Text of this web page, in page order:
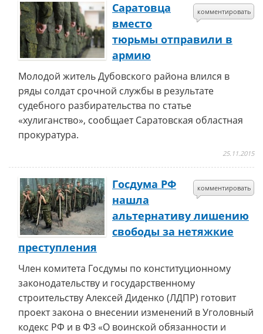
комментировать
Саратовца
вместо
тюрьмы отправили в
армию
Молодой житель Дубовского района влился в
ряды солдат срочной службы в результате
судебного разбирательства по статье
«хулиганство», сообщает Саратовская областная
прокуратура.
25.11.2015
комментировать
Госдума РФ
нашла
альтернативу лишению
свободы за нетяжкие
преступления
Член комитета Госдумы по конституционному
законодательству и государственному
строительству Алексей Диденко (ЛДПР) готовит
проект закона о внесении изменений в Уголовный
кодекс РФ и в ФЗ «О воинской обязанности и